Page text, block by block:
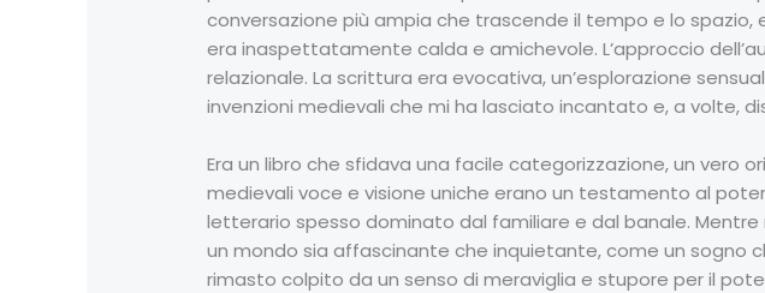
conversazione più ampia che trascende il tempo e lo
era inaspettatamente calda e amichevole. L’approccio
relazionale. La scrittura era evocativa, un’esplorazione
invenzioni medievali che mi ha lasciato incantato e, a volte,
Era un libro che sfidava una facile categorizzazione, un vero
medievali voce e visione uniche erano un testamento al
letterario spesso dominato dal familiare e dal banale.
un mondo sia affascinante che inquietante, come un sogno
rimasto colpito da un senso di meraviglia e stupore per il